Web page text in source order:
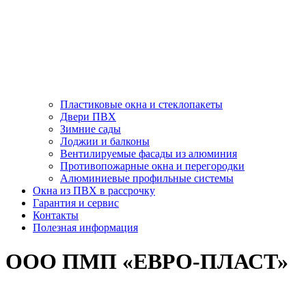
Пластиковые окна и стеклопакеты
Двери ПВХ
Зимние сады
Лоджии и балконы
Вентилируемые фасады из алюминия
Противопожарные окна и перегородки
Алюминиевые профильные системы
Окна из ПВХ в рассрочку
Гарантия и сервис
Контакты
Полезная информация
ООО ПМП «ЕВРО-ПЛАСТ»